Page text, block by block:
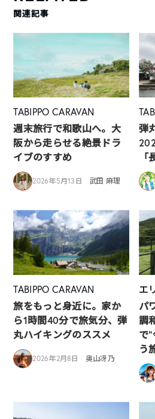
関連記事
TABIPPO CARAVAN
週末旅行で和歌山へ。大
阪から走らせる絶景ドラ
イブのすすめ
2026年5月13日 武田 麻理
弾
TABIPPO CARAVAN
旅をもっと身近に。家か
ら1時間40分で旅気分、弾
丸ハイキングのススメ
2026年2月8日 奥山冴乃
エ
パ
調
で
う